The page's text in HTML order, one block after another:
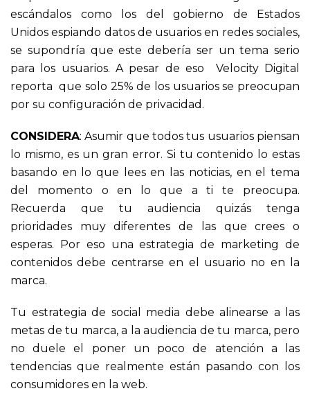
escándalos como los del gobierno de Estados
Unidos espiando datos de usuarios en redes sociales,
se supondría que este debería ser un tema serio
para los usuarios. A pesar de eso Velocity Digital
reporta que solo 25% de los usuarios se preocupan
por su configuración de privacidad.
CONSIDERA: Asumir que todos tus usuarios piensan
lo mismo, es un gran error. Si tu contenido lo estas
basando en lo que lees en las noticias, en el tema
del momento o en lo que a ti te preocupa.
Recuerda que tu audiencia quizás tenga
prioridades muy diferentes de las que crees o
esperas. Por eso una estrategia de marketing de
contenidos debe centrarse en el usuario no en la
marca.
Tu estrategia de social media debe alinearse a las
metas de tu marca, a la audiencia de tu marca, pero
no duele el poner un poco de atención a las
tendencias que realmente están pasando con los
consumidores en la web.